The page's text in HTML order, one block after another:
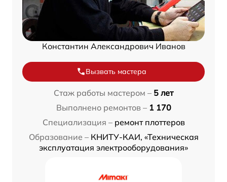
Константин Александрович Иванов
Вызвать мастера
Стаж работы мастером – 5 лет
Выполнено ремонтов – 1 170
Специализация – ремонт плоттеров
Образование – КНИТУ-КАИ, «Техническая
эксплуатация электрооборудования»